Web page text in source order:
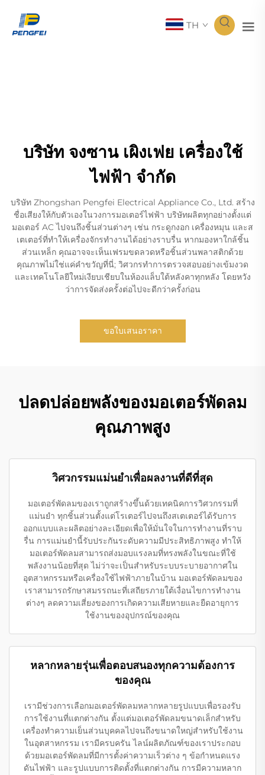
TH
บริษัท จงซาน เผิงเฟย เครื่องใช้
ไฟฟ้า จำกัด
บริษัท Zhongshan Pengfei Electrical Appliance Co., Ltd. สร้าง
ชื่อเสียงให้กับตัวเองในวงการมอเตอร์ไฟฟ้า บริษัทผลิตทุกอย่างตั้งแต่
มอเตอร์ AC ไปจนถึงชิ้นส่วนต่างๆ เช่น กระดูกงอก เครื่องหมุน และส
เตเตอร์ที่ทำให้เครื่องจักรทำงานได้อย่างราบรื่น หากมองหาใกล้ชิ้น
ส่วนเหล็ก คุณอาจจะเห็นเฟรมขดลวดหรือชิ้นส่วนพลาสติกด้วย
คุณภาพไม่ใช่แค่คำขวัญที่นี่; วิศวกรทำการตรวจสอบอย่างเข้มงวด
และเทคโนโลยีใหม่เงียบเชียบในห้องแล็บใต้หลังคาทุกหลัง โดยหวัง
ว่าการจัดส่งครั้งต่อไปจะดีกว่าครั้งก่อน
ขอใบเสนอราคา
ปลดปล่อยพลังของมอเตอร์พัดลม
คุณภาพสูง
วิศวกรรมแม่นยําเพื่อผลงานที่ดีที่สุด
มอเตอร์พัดลมของเราถูกสร้างขึ้นด้วยเทคนิคการวิศวกรรมที่
แม่นยำ ทุกชิ้นส่วนตั้งแต่โรเตอร์ไปจนถึงสเตเตอร์ได้รับการ
ออกแบบและผลิตอย่างละเอียดเพื่อให้มั่นใจในการทำงานที่ราบ
รื่น การแม่นยำนี้รับประกันระดับความมีประสิทธิภาพสูง ทำให้
มอเตอร์พัดลมสามารถส่งมอบแรงลมที่ทรงพลังในขณะที่ใช้
พลังงานน้อยที่สุด ไม่ว่าจะเป็นสำหรับระบบระบายอากาศใน
อุตสาหกรรมหรือเครื่องใช้ไฟฟ้าภายในบ้าน มอเตอร์พัดลมของ
เราสามารถรักษาสมรรถนะที่เสถียรภายใต้เงื่อนไขการทำงาน
ต่างๆ ลดความเสี่ยงของการเกิดความเสียหายและยืดอายุการ
ใช้งานของอุปกรณ์ของคุณ
หลากหลายรุ่นเพื่อตอบสนองทุกความต้องการ
ของคุณ
เรามีช่วงการเลือกมอเตอร์พัดลมหลากหลายรูปแบบเพื่อรองรับ
การใช้งานที่แตกต่างกัน ตั้งแต่มอเตอร์พัดลมขนาดเล็กสำหรับ
เครื่องทำความเย็นส่วนบุคคลไปจนถึงขนาดใหญ่สำหรับใช้งาน
ในอุตสาหกรรม เรามีครบครัน ไลน์ผลิตภัณฑ์ของเราประกอบ
ด้วยมอเตอร์พัดลมที่มีการตั้งค่าความเร็วต่าง ๆ ข้อกำหนดแรง
ดันไฟฟ้า และรูปแบบการติดตั้งที่แตกต่างกัน การมีความหลาก